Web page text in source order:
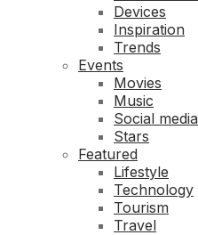
Devices
Inspiration
Trends
Events
Movies
Music
Social media
Stars
Featured
Lifestyle
Technology
Tourism
Travel